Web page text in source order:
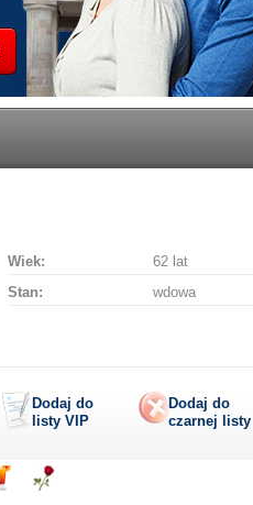
Wiek:
62 lat
Stan:
wdowa
Dodaj do
listy VIP
Dodaj do
czarnej listy